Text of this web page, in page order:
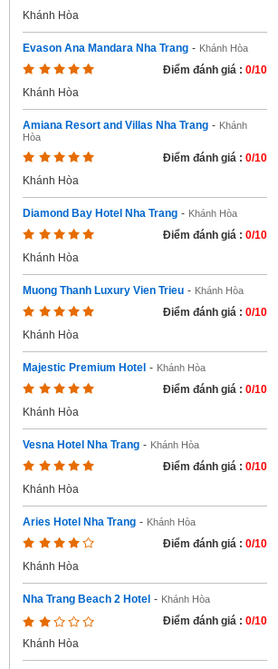
Khánh Hòa
Evason Ana Mandara Nha Trang - Khánh Hòa
Điểm đánh giá : 0/10
Khánh Hòa
Amiana Resort and Villas Nha Trang - Khánh
Hòa
Điểm đánh giá : 0/10
Khánh Hòa
Diamond Bay Hotel Nha Trang - Khánh Hòa
Điểm đánh giá : 0/10
Khánh Hòa
Muong Thanh Luxury Vien Trieu - Khánh Hòa
Điểm đánh giá : 0/10
Khánh Hòa
Majestic Premium Hotel - Khánh Hòa
Điểm đánh giá : 0/10
Khánh Hòa
Vesna Hotel Nha Trang - Khánh Hòa
Điểm đánh giá : 0/10
Khánh Hòa
Aries Hotel Nha Trang - Khánh Hòa
Điểm đánh giá : 0/10
Khánh Hòa
Nha Trang Beach 2 Hotel - Khánh Hòa
Điểm đánh giá : 0/10
Khánh Hòa